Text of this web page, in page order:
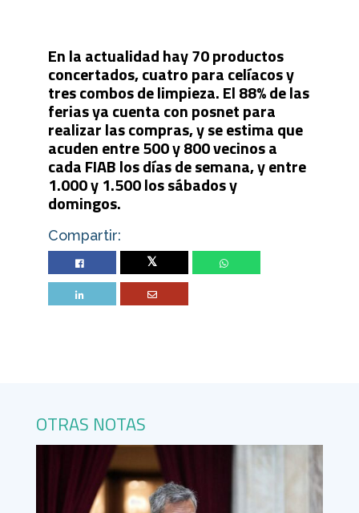
En la actualidad hay 70 productos
concertados, cuatro para celíacos y
tres combos de limpieza. El 88% de las
ferias ya cuenta con posnet para
realizar las compras, y se estima que
acuden entre 500 y 800 vecinos a
cada FIAB los días de semana, y entre
1.000 y 1.500 los sábados y
domingos.
Compartir:
Twitter
OTRAS NOTAS